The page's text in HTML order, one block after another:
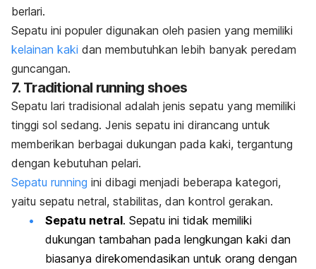
berlari.
Sepatu ini populer digunakan oleh pasien yang memiliki
kelainan kaki dan membutuhkan lebih banyak peredam
guncangan.
7. Traditional running shoes
Sepatu lari tradisional adalah jenis sepatu yang memiliki
tinggi sol sedang. Jenis sepatu ini dirancang untuk
memberikan berbagai dukungan pada kaki, tergantung
dengan kebutuhan pelari.
Sepatu running ini dibagi menjadi beberapa kategori,
yaitu sepatu netral, stabilitas, dan kontrol gerakan.
Sepatu netral. Sepatu ini tidak memiliki
dukungan tambahan pada lengkungan kaki dan
biasanya direkomendasikan untuk orang dengan